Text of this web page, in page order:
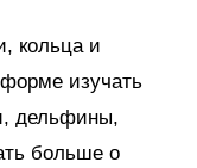
кольца и
изучать
дельфины,
больше о